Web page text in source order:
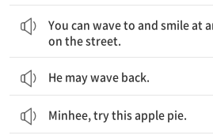
You can wave to and smile at
on the street.
He may wave back.
Minhee, try this apple pie.